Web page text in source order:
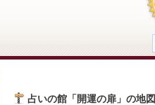
占いの館「開運の扉」の地図